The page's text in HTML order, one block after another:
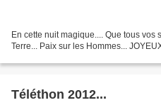
En cette nuit magique.... Que tous
Terre... Paix sur les Hommes...
Téléthon 2012...